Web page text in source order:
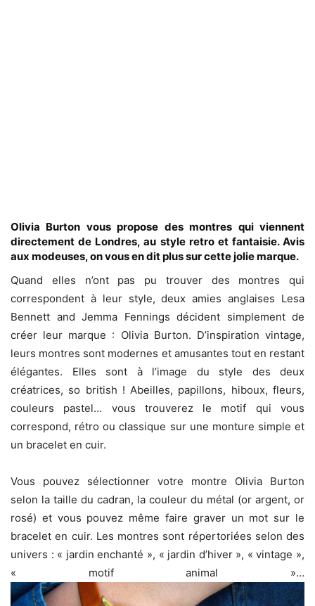
Olivia Burton vous propose des montres qui viennent
directement de Londres, au style retro et fantaisie. Avis
aux modeuses, on vous en dit plus sur cette jolie marque.
Quand elles n’ont pas pu trouver des montres qui
correspondent à leur style, deux amies anglaises Lesa
Bennett and Jemma Fennings décident simplement de
créer leur marque : Olivia Burton. D’inspiration vintage,
leurs montres sont modernes et amusantes tout en restant
élégantes. Elles sont à l’image du style des deux
créatrices, so british ! Abeilles, papillons, hiboux, fleurs,
couleurs pastel… vous trouverez le motif qui vous
correspond, rétro ou classique sur une monture simple et
un bracelet en cuir.
Vous pouvez sélectionner votre montre Olivia Burton
selon la taille du cadran, la couleur du métal (or argent, or
rosé) et vous pouvez même faire graver un mot sur le
bracelet en cuir. Les montres sont répertoriées selon des
univers : « jardin enchanté », « jardin d’hiver », « vintage »,
« motif animal »…